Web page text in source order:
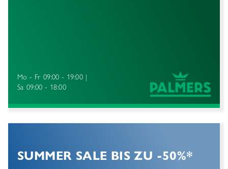
Mo - Fr 09:00 - 19:00
Sa 09:00 - 18:00
SUMMER SALE BIS ZU -50%*